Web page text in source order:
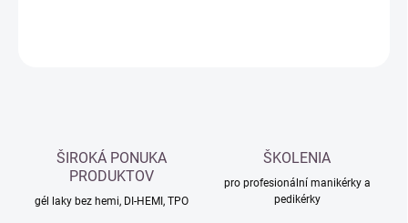
ŠIROKÁ PONUKA
PRODUKTOV
gél laky bez hemi, DI-HEMI, TPO
ŠKOLENIA
pro profesionální manikérky a
pedikérky